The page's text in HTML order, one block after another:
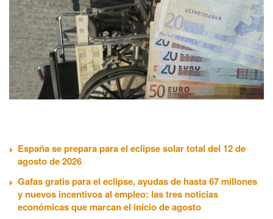
España se prepara para el eclipse solar total del 12 de
agosto de 2026
Gafas gratis para el eclipse, ayudas de hasta 67 millones
y nuevos incentivos al empleo: las tres noticias
económicas que marcan el inicio de agosto